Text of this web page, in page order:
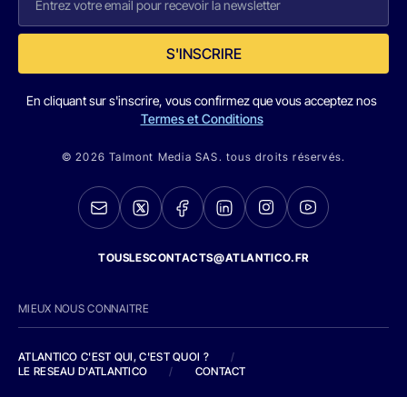
S'INSCRIRE
En cliquant sur s'inscrire, vous confirmez que vous acceptez nos
Termes et Conditions
© 2026 Talmont Media SAS. tous droits réservés.
TOUSLESCONTACTS@ATLANTICO.FR
MIEUX NOUS CONNAITRE
ATLANTICO C'EST QUI, C'EST QUOI ?
/
LE RESEAU D'ATLANTICO
/ CONTACT